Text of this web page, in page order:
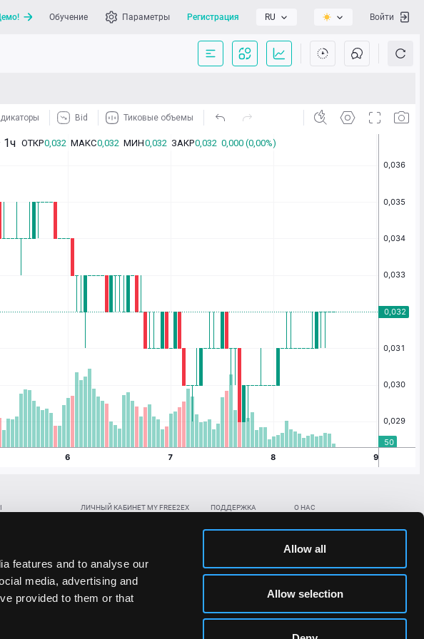
features and to analyse our
media, advertising and
provided to them or that
Allow all
Allow selection
Отправить запрос / Написать нам
Обучение Параметры Регистрация RU Войти
API
ЛИЧНЫЙ КАБИНЕТ MY FREE2EX
Партнерская ссылка
Восстановить пароль/ПИН-код
ПОДДЕРЖКА
О НАС
Политика конфиденциальности
Раскрытие рисков
в результате волатильности стоимости токенов;